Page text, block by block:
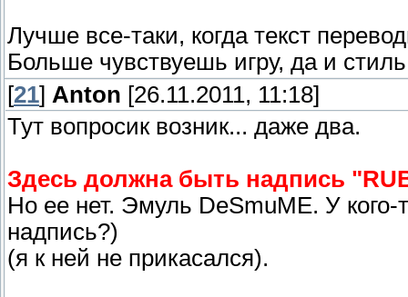
Лучше все-таки, когда текст
Больше чувствуешь игру, да и
[21] Anton [26.11.2011, 11:18]
Тут вопросик возник... даже два.
Здесь должна быть надпись
Но ее нет. Эмуль DeSmuME. У
надпись?)
(я к ней не прикасался).